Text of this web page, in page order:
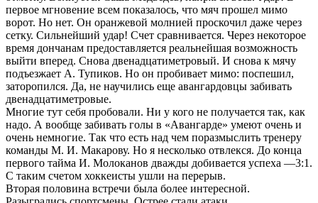
первое мгновение всем показалось, что мяч прошел мимо
ворот. Но нет. Он оранжевой молнией проскочил даже через
сетку. Сильнейший удар! Счет сравнивается. Через некоторое
время дончанам предоставляется реальнейшая возможность
выйти вперед. Снова двенадцатиметровый. И снова к мячу
подъезжает А. Тупиков. Но он пробивает мимо: поспешил,
заторопился. Да, не научились еще авангардовцы забивать
двенадцатиметровые.
Многие тут себя пробовали. Ни у кого не получается так, как
надо. А вообще забивать голы в «Авангарде» умеют очень и
очень немногие. Так что есть над чем поразмыслить тренеру
команды М. И. Макарову. Но я несколько отвлекся. До конца
первого тайма И. Молоканов дважды добивается успеха —3:1.
С таким счетом хоккеисты ушли на перерыв.
Вторая половина встречи была более интересной.